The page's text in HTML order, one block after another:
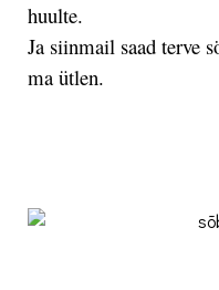
huulte.
Ja siinmail saad terve
ma ütlen.